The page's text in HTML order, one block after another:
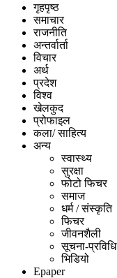
गृहपृष्ठ
समाचार
राजनीति
अन्तर्वार्ता
विचार
अर्थ
प्रदेश
विश्व
खेलकुद
प्रोफाइल
कला/ साहित्य
अन्य
स्वास्थ्य
सुरक्षा
फोटो फिचर
समाज
धर्म / संस्कृति
फिचर
जीवनशैली
सूचना-प्रविधि
भिडियो
Epaper